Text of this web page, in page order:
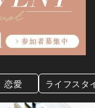
恋愛 ライフスタ